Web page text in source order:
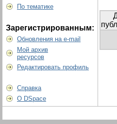
По тематике
Зарегистрированным:
Обновления на e-mail
Мой архив
ресурсов
Редактировать профиль
Справка
О DSpace